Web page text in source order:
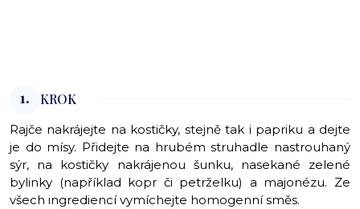
1. KROK
Rajče nakrájejte na kostičky, stejně tak i papriku a dejte
je do mísy. Přidejte na hrubém struhadle nastrouhaný
sýr, na kostičky nakrájenou šunku, nasekané zelené
bylinky (například kopr či petrželku) a majonézu. Ze
všech ingrediencí vymíchejte homogenní směs.